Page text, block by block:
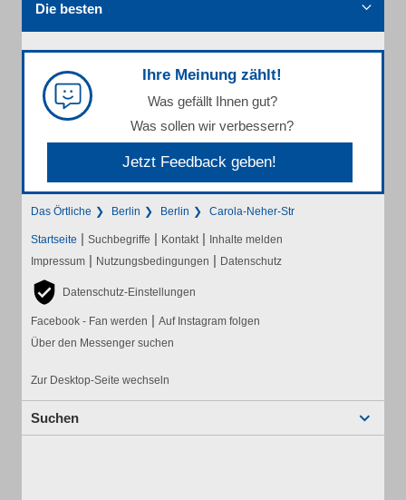
Die besten
Ihre Meinung zählt!
Was gefällt Ihnen gut?
Was sollen wir verbessern?
Jetzt Feedback geben!
Das Örtliche Berlin Berlin Carola-Neher-Str
Startseite | Suchbegriffe | Kontakt | Inhalte melden
Impressum | Nutzungsbedingungen | Datenschutz
Datenschutz-Einstellungen
Facebook - Fan werden | Auf Instagram folgen
Über den Messenger suchen
Zur Desktop-Seite wechseln
Suchen